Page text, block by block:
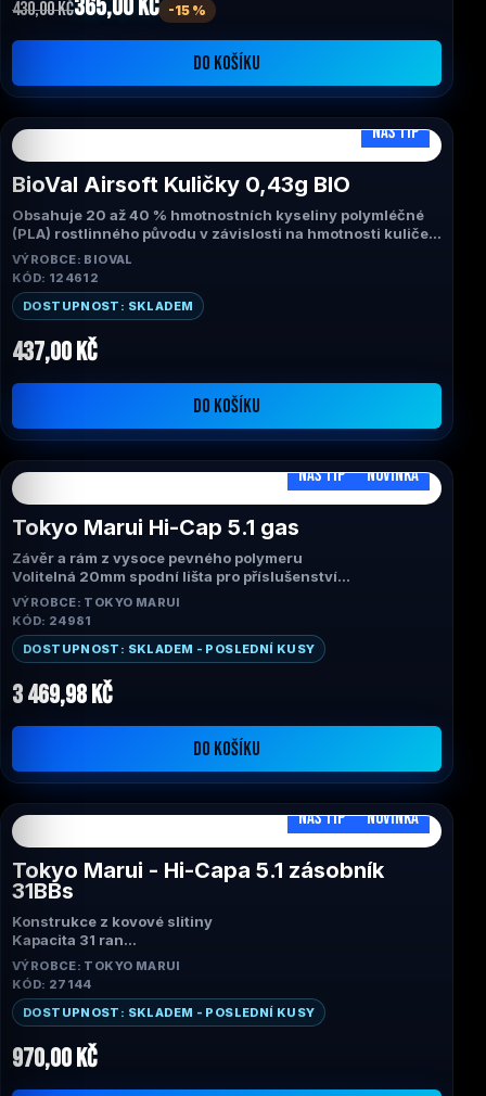
Výrobce: Bioval
430,00 Kč365,00 Kč -15 %
DO KOŠÍKU
NÁŠ TIP
BioVal Airsoft Kuličky 0,43g BIO
Obsahuje 20 až 40 % hmotnostních kyseliny polymléčné
(PLA) rostlinného původu v závislosti na hmotnosti kuliček.
Kompozitní složení navržené pro výkon a odolnost.
Určeno pro profesionální trénink a simulační hry.
Přesně vyrobeno (5,95 mm +/- 0,01).
Bezešvý, kulovitý povrch.
Doporučeno pro venkovní použití.
VÝROBCE: BIOVAL
KÓD: 124612
DOSTUPNOST: SKLADEM
437,00 Kč
DO KOŠÍKU
NÁŠ TIP NOVINKA
Tokyo Marui Hi-Cap 5.1 gas
Závěr a rám z vysoce pevného polymeru
Volitelná 20mm spodní lišta pro příslušenství
Dvojitý zásobník
Ražené značení
Nastavitelná mířidla
Realistická závěrka s blowbackem
Výrobce: Tokyo Marui
Rozsah FPS: 250-300
VÝROBCE: TOKYO MARUI
KÓD: 24981
DOSTUPNOST: SKLADEM - POSLEDNÍ KUSY
3 469,98 Kč
DO KOŠÍKU
NÁŠ TIP NOVINKA
Tokyo Marui - Hi-Capa 5.1 zásobník
31BBs
Konstrukce z kovové slitiny
Kapacita 31 ran
Vysokopevnostní pružina pro zajištění konzistentního
podávání
Polymerový nárazník
Výrobce: Tokyo Marui
VÝROBCE: TOKYO MARUI
KÓD: 27144
DOSTUPNOST: SKLADEM - POSLEDNÍ KUSY
970,00 Kč